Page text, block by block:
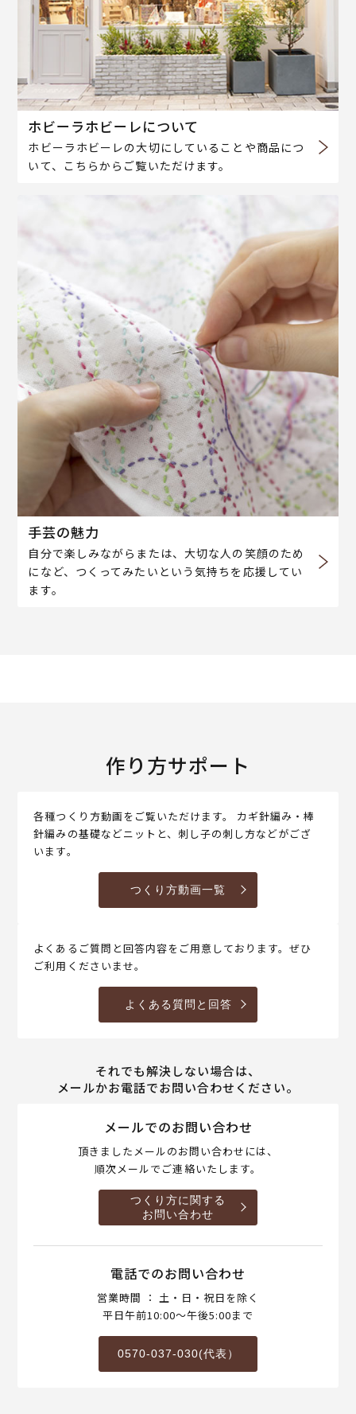
ホビーラホビーレについて
ホビーラホビーレの大切にしていることや商品につ
いて、こちらからご覧いただけます。
手芸の魅力
自分で楽しみながらまたは、大切な人の笑顔のため
になど、つくってみたいという気持ちを応援してい
ます。
作り方サポート
各種つくり方動画をご覧いただけます。 カギ針編み・棒
針編みの基礎などニットと、刺し子の刺し方などがござ
います。
つくり方動画一覧
よくあるご質問と回答内容をご用意しております。ぜひ
ご利用くださいませ。
よくある質問と回答
それでも解決しない場合は、
メールかお電話でお問い合わせください。
メールでのお問い合わせ
頂きましたメールのお問い合わせには、
順次メールでご連絡いたします。
つくり方に関する
お問い合わせ
電話でのお問い合わせ
営業時間 ： 土・日・祝日を除く
平日午前10:00～午後5:00まで
0570-037-030(代表）